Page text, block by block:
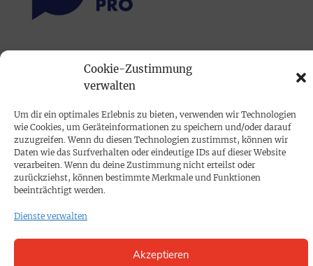
Cookie-Zustimmung
verwalten
Um dir ein optimales Erlebnis zu bieten, verwenden wir Technologien
wie Cookies, um Geräteinformationen zu speichern und/oder darauf
zuzugreifen. Wenn du diesen Technologien zustimmst, können wir
Daten wie das Surfverhalten oder eindeutige IDs auf dieser Website
verarbeiten. Wenn du deine Zustimmung nicht erteilst oder
zurückziehst, können bestimmte Merkmale und Funktionen
beeinträchtigt werden.
Dienste verwalten
Akzeptieren
PROKOMPAKT
Impressum
SPENDEN
KONTAKT